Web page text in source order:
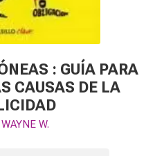
: GUÍA PARA
CAUSAS DE LA
W.